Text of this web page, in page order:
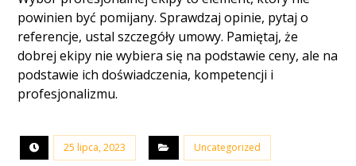
powinien być pomijany. Sprawdzaj opinie, pytaj o
referencje, ustal szczegóły umowy. Pamiętaj, że
dobrej ekipy nie wybiera się na podstawie ceny, ale na
podstawie ich doświadczenia, kompetencji i
profesjonalizmu.
25 lipca, 2023 Uncategorized